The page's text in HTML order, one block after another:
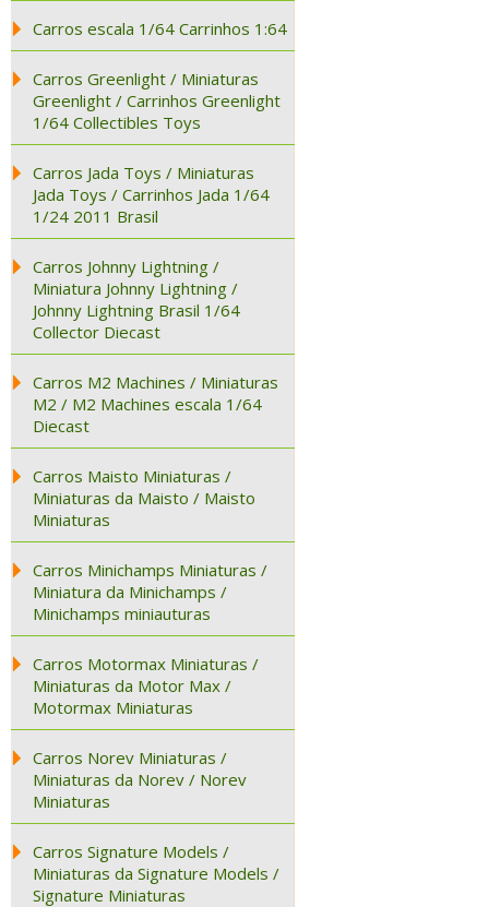
Carros escala 1/64 Carrinhos 1:64
Carros Greenlight / Miniaturas
Greenlight / Carrinhos Greenlight
1/64 Collectibles Toys
Carros Jada Toys / Miniaturas
Jada Toys / Carrinhos Jada 1/64
1/24 2011 Brasil
Carros Johnny Lightning /
Miniatura Johnny Lightning /
Johnny Lightning Brasil 1/64
Collector Diecast
Carros M2 Machines / Miniaturas
M2 / M2 Machines escala 1/64
Diecast
Carros Maisto Miniaturas /
Miniaturas da Maisto / Maisto
Miniaturas
Carros Minichamps Miniaturas /
Miniatura da Minichamps /
Minichamps miniauturas
Carros Motormax Miniaturas /
Miniaturas da Motor Max /
Motormax Miniaturas
Carros Norev Miniaturas /
Miniaturas da Norev / Norev
Miniaturas
Carros Signature Models /
Miniaturas da Signature Models /
Signature Miniaturas